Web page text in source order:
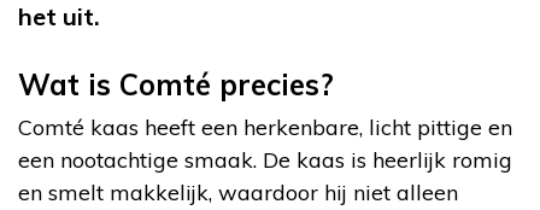
het uit.
Wat is Comté precies?
Comté kaas heeft een herkenbare, licht pittige en
een nootachtige smaak. De kaas is heerlijk romig
en smelt makkelijk, waardoor hij niet alleen